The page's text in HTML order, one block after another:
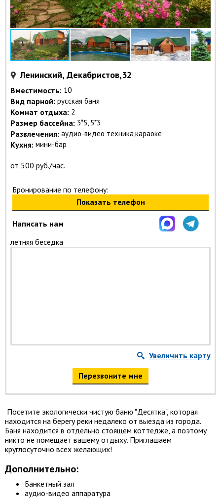
Ленинский, Декабристов,32
Вместимость: 10
Вид парной: русская баня
Комнат отдыха: 2
Размер бассейна: 3*5, 5*3
Развлечения: аудио-видео техника,караоке
Кухня: мини-бар
от 500 руб./час.
Бронирование по телефону:
Показать телефон
Написать нам
летняя беседка
Увеличить карту
Перезвоните мне
Посетите экологически чистую баню "Десятка", которая
находится на берегу реки недалеко от выезда из города.
Баня находится в отдельно стоящем коттедже, а поэтому
никто не помещает вашему отдыху. Приглашаем
круглосуточно всех желающих!
Дополнительно:
Банкетный зал
аудио-видео аппаратура